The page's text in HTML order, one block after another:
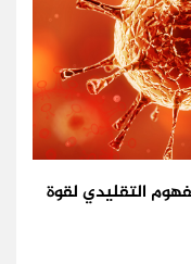
التقليدي لقوة